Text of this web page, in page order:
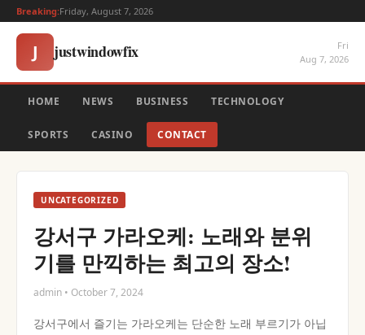
Breaking:Friday, August 7, 2026
J justwindowfix
Fri
Aug 7, 2026
HOME NEWS BUSINESS TECHNOLOGY
SPORTS CASINO CONTACT
UNCATEGORIZED
강서구 가라오케: 노래와 분위
기를 만끽하는 최고의 장소!
admin • October 7, 2024
강서구에서 즐기는 가라오케는 단순한 노래 부르기가 아닙